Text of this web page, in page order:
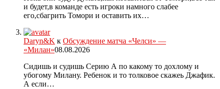
и будет,в команде есть игроки намного слабее
его,сбагрить Томори и оставить их…
Daryn&K к Обсуждение матча «Челси» —
«Милан»08.08.2026
Сидишь и судишь Серию А по какому то дохлому и
убогому Милану. Ребенок и то толковое скажеь Джафик.
А если…